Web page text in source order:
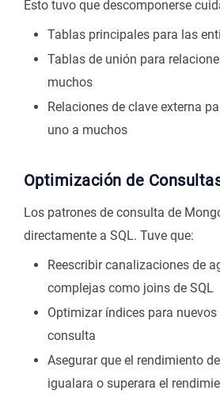
Esto tuvo que descomponerse
Tablas principales para las
Tablas de unión para
muchos
Relaciones de clave externa
uno a muchos
Optimización de
Los patrones de consulta de
directamente a SQL. Tuve que:
Reescribir canalizaciones de
complejas como joins de SQL
Optimizar índices para
consulta
Asegurar que el rendimiento
igualara o superara el